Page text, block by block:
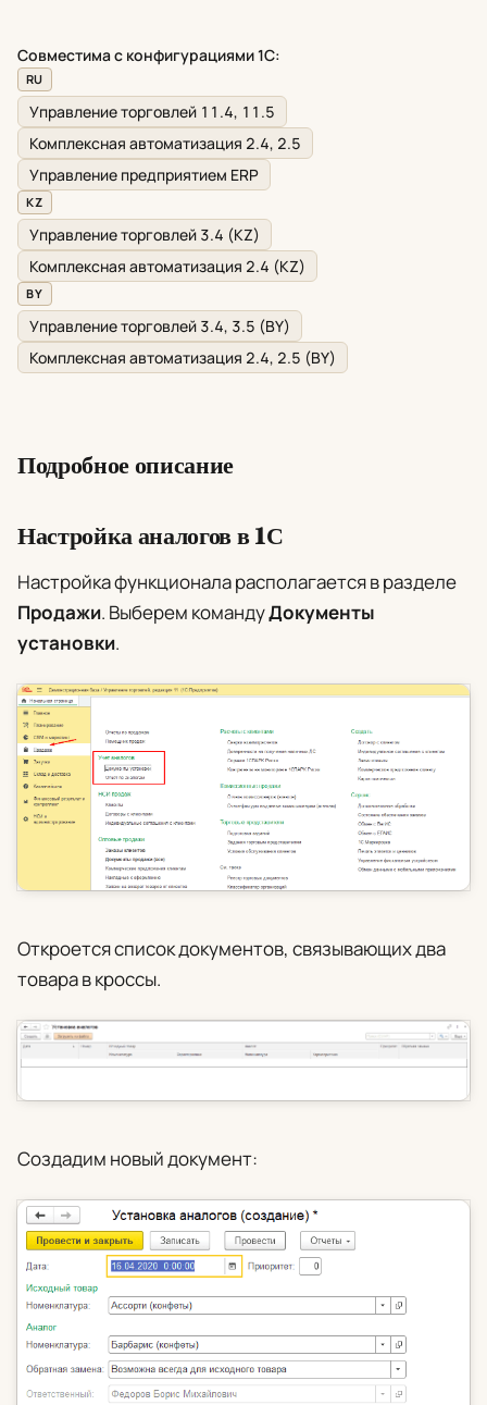
Совместима с конфигурациями 1С:
RU
Управление торговлей 11.4, 11.5
Комплексная автоматизация 2.4, 2.5
Управление предприятием ERP
KZ
Управление торговлей 3.4 (KZ)
Комплексная автоматизация 2.4 (KZ)
BY
Управление торговлей 3.4, 3.5 (BY)
Комплексная автоматизация 2.4, 2.5 (BY)
Подробное описание
Настройка аналогов в 1С
Настройка функционала располагается в разделе
Продажи. Выберем командуДокументы
установки.
Откроется список документов, связывающих два
товара в кроссы.
Создадим новый документ: